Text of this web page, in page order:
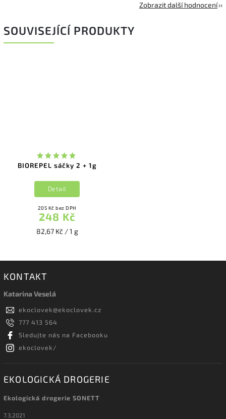
Zobrazit další hodnocení
SOUVISEJÍCÍ PRODUKTY
BIOREPEL sáčky 2 + 1g
205 Kč bez DPH
248 Kč
82,67 Kč / 1 g
Detail
KONTAKT
Katarina Veselá
ekoclovek@ekoclovek.cz
777 413 564
Sledujte nás na Facebooku
ekoclovek/
EKOLOGICKÁ DROGERIE
Ekologická drogerie SONETT
7.3.2021